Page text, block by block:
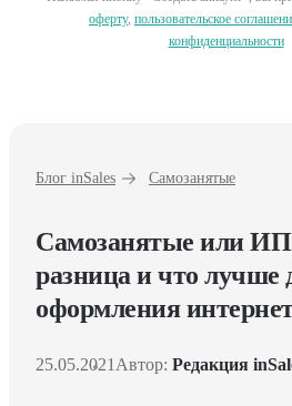
оферту, пользовательское
конфиденциальности
Блог inSales Самозанятые
Самозанятые или
разница и что лучше
оформления
25.05.2021 Автор: Редакция